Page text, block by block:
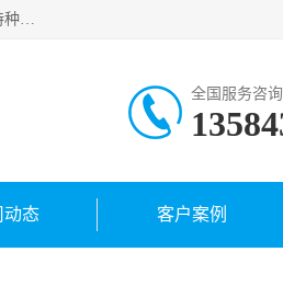
常州泳鑫气体有限公司是一家致力于为客户提供气体产品务的领企业。专注于环氧乙烷剂、环氧乙烷、高纯气体以及稀有和特种气体的研发、生产、销售和配送，产品广泛应用于医疗、电子、科研、化工、食品等多个领域。主要产品有：环氧乙烷灭菌剂，环氧乙烷，高纯氩，氮，氪，氙，氖，氘，笑，氦，氢，氧等各种稀有和特种气体。
全国服务咨
动态 客户案例